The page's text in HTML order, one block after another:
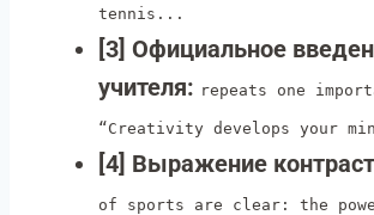
tennis...
[3] Официальное
учителя: repeats one
“Creativity develops your
[4] Выражение
of sports are clear: the